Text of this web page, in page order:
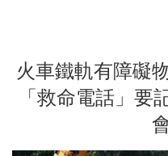
火車鐵軌有障礙
「救命電話」